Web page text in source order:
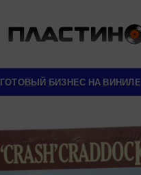
ГОТОВЫЙ БИЗНЕС НА ВИНИЛЕ